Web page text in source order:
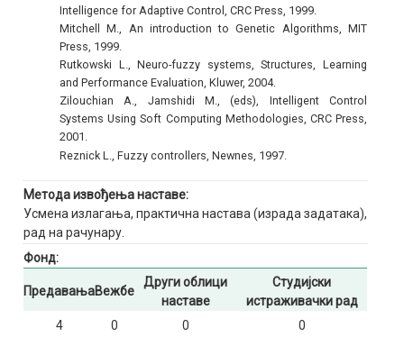
Intelligence for Adaptive Control, CRC Press, 1999.
Mitchell M., An introduction to Genetic Algorithms, MIT
Press, 1999.
Rutkowski L., Neuro-fuzzy systems, Structures, Learning
and Performance Evaluation, Kluwer, 2004.
Zilouchian A., Jamshidi M., (eds), Intelligent Control
Systems Using Soft Computing Methodologies, CRC Press,
2001.
Reznick L., Fuzzy controllers, Newnes, 1997.
Метода извођења наставе:
Усмена излагања, практична настава (израда задатака),
рад на рачунару.
Фонд:
ПредавањаВежбе
Други облици
наставе
Студијски
истраживачки рад
4
0 0
0